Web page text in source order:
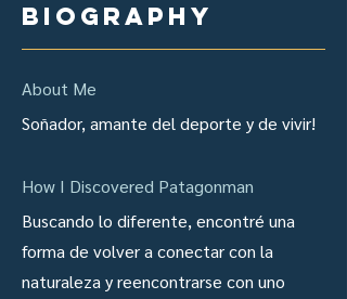
biography
About Me
Soñador, amante del deporte y de vivir!
How I Discovered Patagonman
Buscando lo diferente, encontré una
forma de volver a conectar con la
naturaleza y reencontrarse con uno